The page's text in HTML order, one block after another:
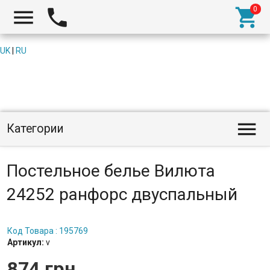
  
UK RU
Категории 
Постельное белье Вилюта
24252 ранфорс двуспальный
Код Товара : 195769
Артикул: v